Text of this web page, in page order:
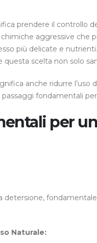
prendere il controllo
aggressive che
più delicate e
questa scelta non solo
anche ridurre
fondamentali
per
detersione,
Naturale: